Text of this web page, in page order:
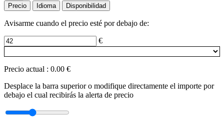
Precio Idioma Disponibilidad
Avisarme cuando el precio esté por debajo de:
€
Precio actual : 0.00 €
Desplace la barra superior o modifique directamente el importe por
debajo el cual recibirás la alerta de precio